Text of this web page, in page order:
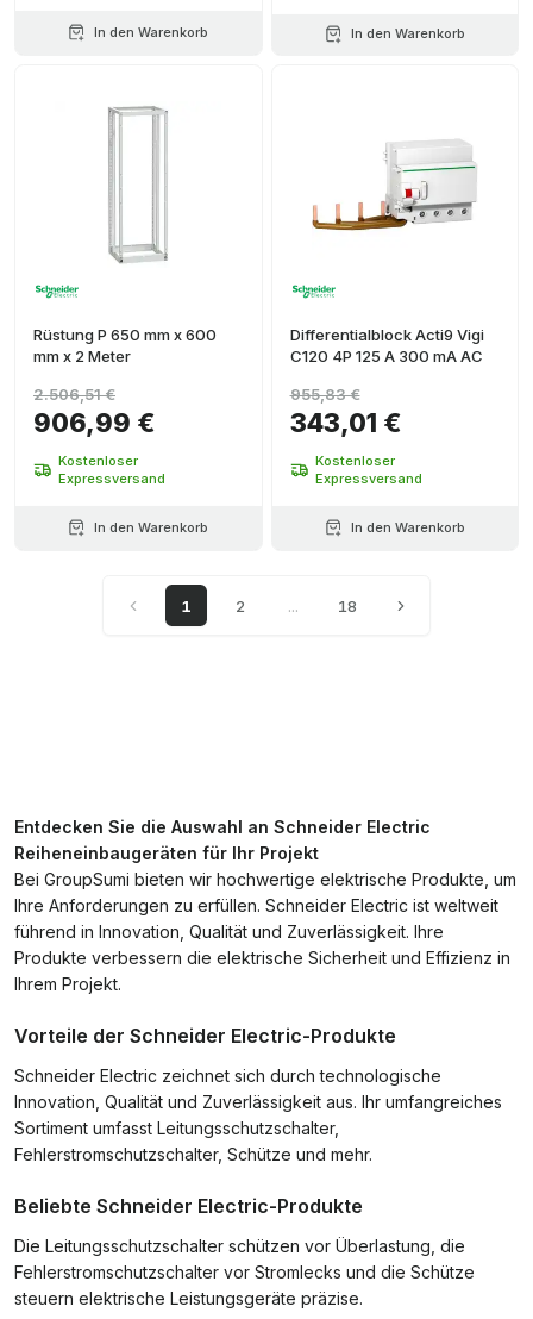
In den Warenkorb In den Warenkorb
Rüstung P 650 mm x 600
mm x 2 Meter
906,99 €
2.506,51 €
Kostenloser
Expressversand
In den Warenkorb
Differentialblock Acti9 Vigi
C120 4P 125 A 300 mA AC
343,01 €
955,83 €
Kostenloser
Expressversand
In den Warenkorb
1 2 ... 18
Entdecken Sie die Auswahl an Schneider Electric
Reiheneinbaugeräten für Ihr Projekt
Bei GroupSumi bieten wir hochwertige elektrische Produkte, um
Ihre Anforderungen zu erfüllen. Schneider Electric ist weltweit
führend in Innovation, Qualität und Zuverlässigkeit. Ihre
Produkte verbessern die elektrische Sicherheit und Effizienz in
Ihrem Projekt.
Vorteile der Schneider Electric-Produkte
Schneider Electric zeichnet sich durch technologische
Innovation, Qualität und Zuverlässigkeit aus. Ihr umfangreiches
Sortiment umfasst Leitungsschutzschalter,
Fehlerstromschutzschalter, Schütze und mehr.
Beliebte Schneider Electric-Produkte
Die Leitungsschutzschalter schützen vor Überlastung, die
Fehlerstromschutzschalter vor Stromlecks und die Schütze
steuern elektrische Leistungsgeräte präzise.